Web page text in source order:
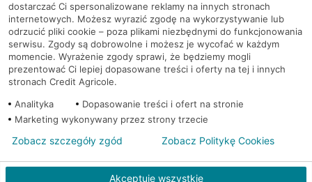
Regulamin serwisu
Mapa serwisu
PolitykaCookies
© 2026 Credit Agricole Bank Polska S.A. Wszelkie prawa zastrzeżone
dostarczać Ci spersonalizowane reklamy na innych stronach
internetowych. Możesz wyrazić zgodę na wykorzystywanie lub
odrzucić pliki cookie – poza plikami niezbędnymi do funkcjonowania
serwisu. Zgody są dobrowolne i możesz je wycofać w każdym
momencie. Wyrażenie zgody sprawi, że będziemy mogli
prezentować Ci lepiej dopasowane treści i oferty na tej i innych
stronach Credit Agricole.
Analityka
Dopasowanie treści i ofert na stronie
Marketing wykonywany przez strony trzecie
Akceptuję wszystkie
Zobacz szczegóły zgód Zobacz Politykę Cookies